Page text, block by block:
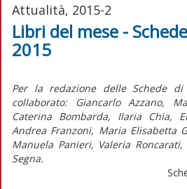
Attualità, 2015-2
Libri del mese -
2015
Per la redazione delle Schede
collaborato: Giancarlo Azzano,
Caterina Bombarda, Ilaria Chia,
Andrea Franzoni, Maria Elisabetta
Manuela Panieri, Valeria
Segna.